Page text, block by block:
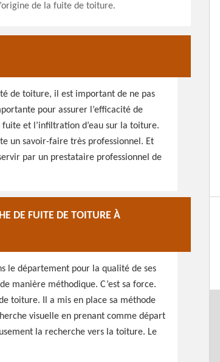
de la fuite de toiture.
de toiture, il est important de ne pas
pour assurer l’efficacité de
et l’infiltration d’eau sur la toiture.
un savoir-faire très professionnel. Et
par un prestataire professionnel de
DE FUITE DE TOITURE À
le département pour la qualité de ses
manière méthodique. C’est sa force.
toiture. Il a mis en place sa méthode
visuelle en prenant comme départ
la recherche vers la toiture. Le